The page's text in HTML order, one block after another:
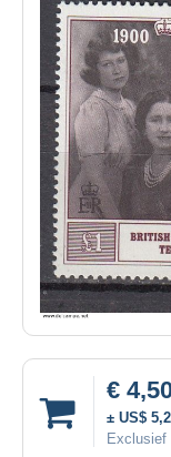
€
± US$
Exclusief